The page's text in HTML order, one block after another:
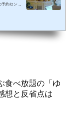
約センタ
クスルー
食べ放題の「ゆ
想と反省点は